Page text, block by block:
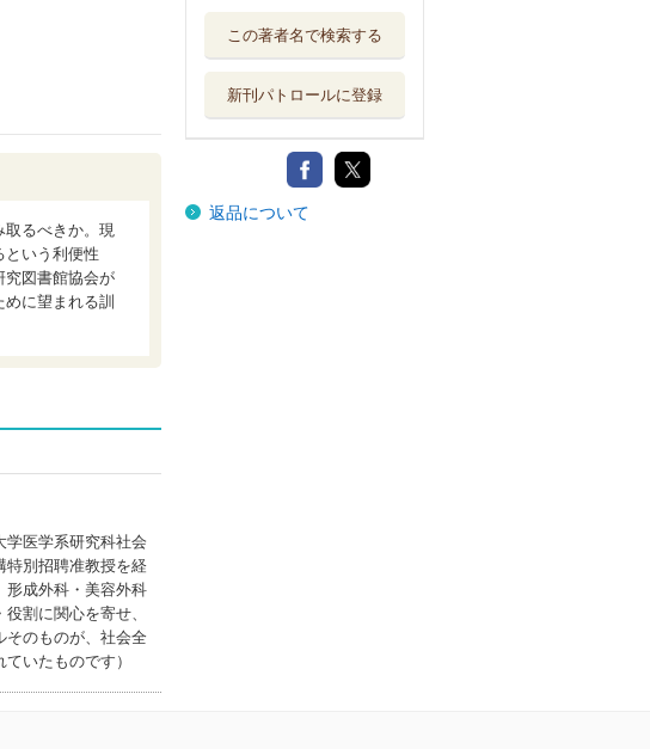
るべきか。現
という利便性
究図書館協会が
に望まれる訓
学医学系研究科社会
特別招聘准教授を経
形成外科・美容外科
割に関心を寄せ、
そのものが、社会全
いたものです）
この著者名で検索する
新刊パトロールに登録
返品について